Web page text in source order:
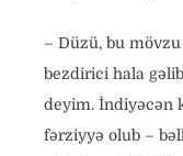
– Düzü, bu
bezdirici hala
deyim. İndiyəcən
fərziyyə olub –